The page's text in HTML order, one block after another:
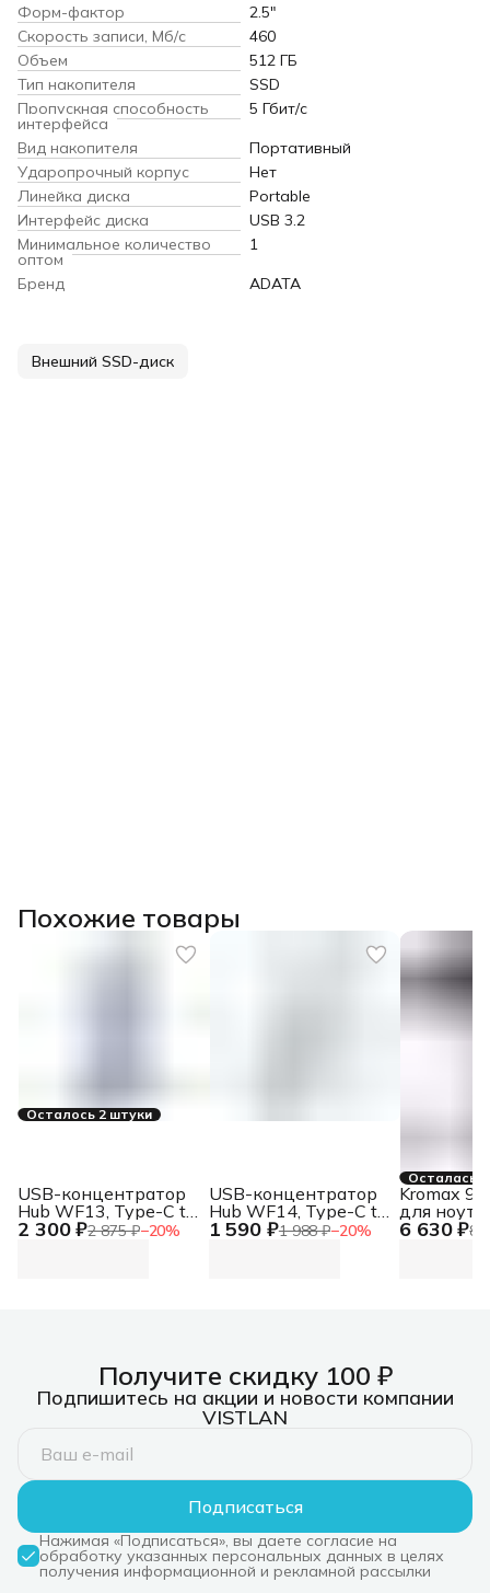
Форм-фактор
2.5"
Скорость записи, Мб/с
460
Объем
512 ГБ
Тип накопителя
SSD
Пропускная способность
интерфейса
5 Гбит/с
Вид накопителя
Портативный
Ударопрочный корпус
Нет
Линейка диска
Portable
Интерфейс диска
USB 3.2
Минимальное количество
оптом
1
Бренд
ADATA
Внешний SSD-диск
Похожие товары
Осталось 2 штуки
2 300 ₽2 875 ₽−20%
USB-концентратор
Hub WF13, Type-C to
USB3.0+USB2.0*2+100W1 590 ₽1 988 ₽−20%
USB-концентратор
Hub WF14, Type-C to
USB3.0*3+HDMI+mSD/SD
Осталась
6 630 ₽8
Kromax
для
OMEGA-
Получите скидку 100 ₽
Подпишитесь на акции и новости компании
VISTLAN
Подписаться
Нажимая «Подписаться», вы даете согласие на
обработку указанных персональных данных в целях
получения информационной и рекламной рассылки